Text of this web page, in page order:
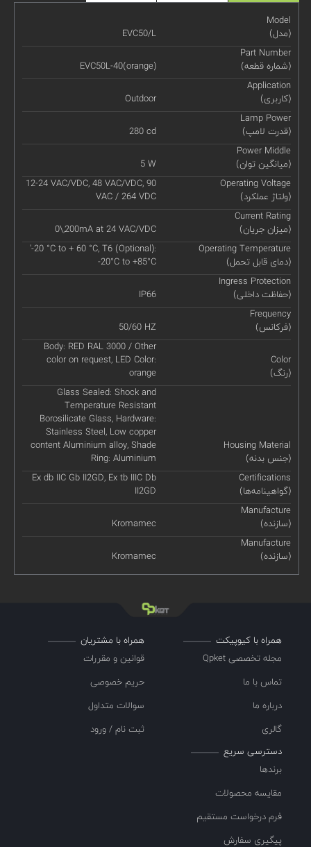
Model
(مدل)
EVC50/L
Part Number
(شماره قطعه)
EVC50L-40(orange)
Application
(کاربری)
Outdoor
Lamp Power
(قدرت لامپ)
280 cd
Power Middle
(میانگین توان)
5 W
Operating Voltage
(ولتاژ عملکرد)
12-24 VAC/VDC, 48 VAC/VDC, 90
VAC / 264 VDC
Current Rating
(میزان جریان)
0\,200mA at 24 VAC/VDC
Operating Temperature
(دمای قابل تحمل)
'-20 °C to + 60 °C, T6 (Optional):
-20°C to +85°C
Ingress Protection
(حفاظت داخلی)
IP66
Frequency
(فرکانس)
50/60 HZ
Color
(رنگ)
Body: RED RAL 3000 / Other
color on request, LED Color:
orange
Housing Material
(جنس بدنه)
Glass Sealed: Shock and
Temperature Resistant
Borosilicate Glass, Hardware:
Stainless Steel, Low copper
content Aluminium alloy, Shade
Ring: Aluminium
Certifications
(گواهینامه‌ها)
Ex db IIC Gb II2GD, Ex tb IIIC Db
II2GD
Manufacture
(سازنده)
Kromamec
Manufacture
(سازنده)
Kromamec
همراه با کیوپیکت
مجله تخصصی Qpket
تماس با ما
درباره ما
گالری
همراه با مشتریان
قوانین و مقررات
حریم خصوصی
سوالات متداول
ثبت نام / ورود
دسترسی سریع
برندها
مقایسه محصولات
فرم درخواست مستقیم
پیگیری سفارش